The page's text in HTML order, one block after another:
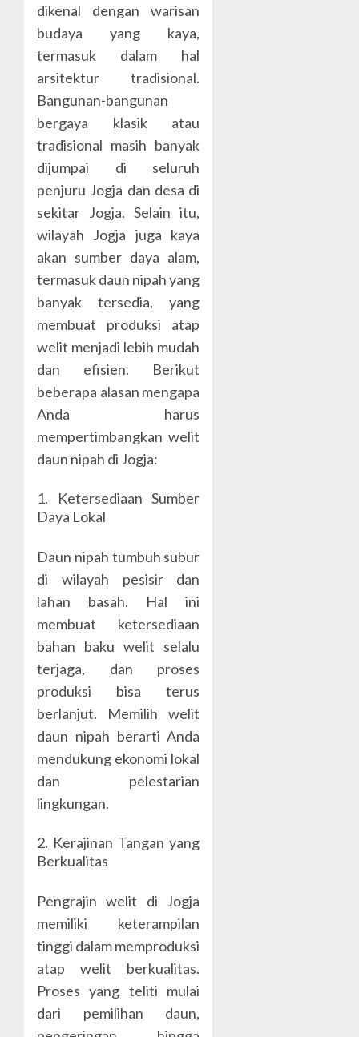
dikenal dengan warisan
budaya yang kaya,
termasuk dalam hal
arsitektur tradisional.
Bangunan-bangunan
bergaya klasik atau
tradisional masih banyak
dijumpai di seluruh
penjuru Jogja dan desa di
sekitar Jogja. Selain itu,
wilayah Jogja juga kaya
akan sumber daya alam,
termasuk daun nipah yang
banyak tersedia, yang
membuat produksi atap
welit menjadi lebih mudah
dan efisien. Berikut
beberapa alasan mengapa
Anda harus
mempertimbangkan welit
daun nipah di Jogja:
1. Ketersediaan Sumber
Daya Lokal
Daun nipah tumbuh subur
di wilayah pesisir dan
lahan basah. Hal ini
membuat ketersediaan
bahan baku welit selalu
terjaga, dan proses
produksi bisa terus
berlanjut. Memilih welit
daun nipah berarti Anda
mendukung ekonomi lokal
dan pelestarian
lingkungan.
2. Kerajinan Tangan yang
Berkualitas
Pengrajin welit di Jogja
memiliki keterampilan
tinggi dalam memproduksi
atap welit berkualitas.
Proses yang teliti mulai
dari pemilihan daun,